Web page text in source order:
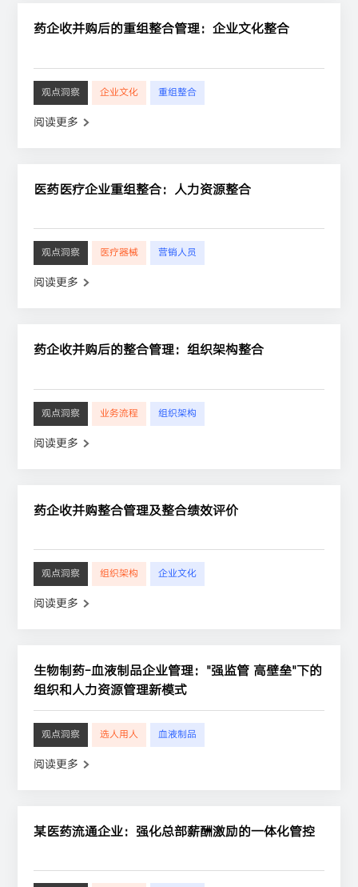
药企收并购后的重组整合管理：企业文化整合
观点洞察 企业文化 重组整合
阅读更多
医药医疗企业重组整合：人力资源整合
观点洞察 医疗器械 营销人员
阅读更多
药企收并购后的整合管理：组织架构整合
观点洞察 业务流程 组织架构
阅读更多
药企收并购整合管理及整合绩效评价
观点洞察 组织架构 企业文化
阅读更多
生物制药-血液制品企业管理："强监管 高壁垒"下的
组织和人力资源管理新模式
观点洞察 选人用人 血液制品
阅读更多
某医药流通企业：强化总部薪酬激励的一体化管控